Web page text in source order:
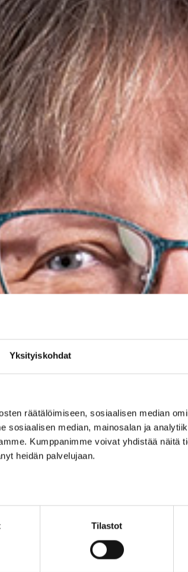
Yksityiskohdat
räätälöimiseen, sosiaalisen median
sosiaalisen median, mainosalan ja
Kumppanimme voivat yhdistää näitä
heidän palvelujaan.
Tilastot